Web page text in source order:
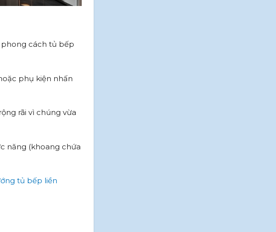
phong cách tủ bếp
phụ kiện nhấn
rãi vì chúng vừa
năng (khoang chứa
tủ bếp liền